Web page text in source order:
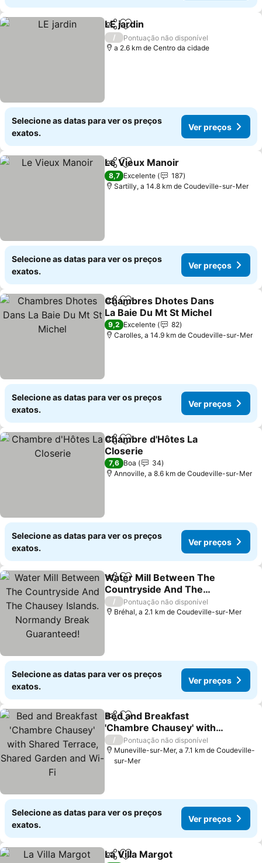
PartilharAdicionar aos favoritos
LE jardin
/
Pontuação não disponível
a 2.6 km de Centro da cidade
Selecione as datas para ver os preços
exatos.
Ver preços
PartilharAdicionar aos favoritos
Le Vieux Manoir
8,7 Excelente
187
Sartilly, a 14.8 km de Coudeville-sur-Mer
Selecione as datas para ver os preços
exatos.
Ver preços
PartilharAdicionar aos favoritos
Chambres Dhotes Dans
La Baie Du Mt St Michel
Ver preços
9,2 Excelente
82
Carolles, a 14.9 km de Coudeville-sur-Mer
Selecione as datas para ver os preços
exatos.
Ver preços
PartilharAdicionar aos favoritos
Chambre d'Hôtes La
Closerie
Ver preços
7,6 Boa
34
Annoville, a 8.6 km de Coudeville-sur-Mer
Selecione as datas para ver os preços
exatos.
Ver preços
PartilharAdicionar aos favoritos
Water Mill Between The
Countryside And The
Chausey Islands.
Normandy Break
Ver preços
/
Pontuação não disponível
Bréhal, a 2.1 km de Coudeville-sur-Mer
Selecione as datas para ver os preços
exatos.
Ver preços
PartilharAdicionar aos favoritos
Bed and Breakfast
'Chambre Chausey' with
Shared Terrace, Shared
Garden and Wi-Fi
Ver preços
/
Pontuação não disponível
Muneville-sur-Mer, a 7.1 km de Coudeville-
sur-Mer
Selecione as datas para ver os preços
exatos.
Ver preços
PartilharAdicionar aos favoritos
La Villa Margot